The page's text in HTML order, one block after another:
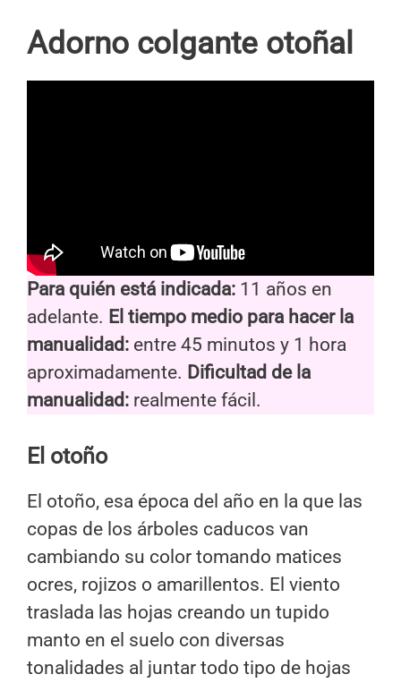
Adorno colgante otoñal
Para quién está indicada: 11 años en
adelante. El tiempo medio para hacer la
manualidad: entre 45 minutos y 1 hora
aproximadamente. Dificultad de la
manualidad: realmente fácil.
El otoño
El otoño, esa época del año en la que las
copas de los árboles caducos van
cambiando su color tomando matices
ocres, rojizos o amarillentos. El viento
traslada las hojas creando un tupido
manto en el suelo con diversas
tonalidades al juntar todo tipo de hojas